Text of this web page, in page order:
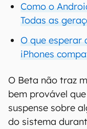
Como o
Todas as
O que esperar
iPhones
O Beta não traz
bem provável
suspense sobre
do sistema